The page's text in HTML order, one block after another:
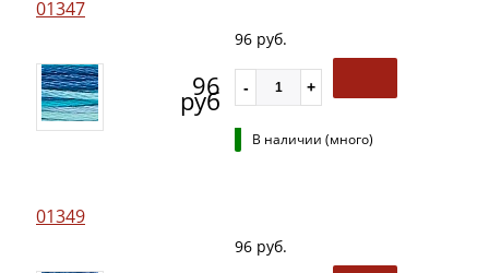
01347
96
руб
96 руб.
В наличии (много)
01349
96 руб.